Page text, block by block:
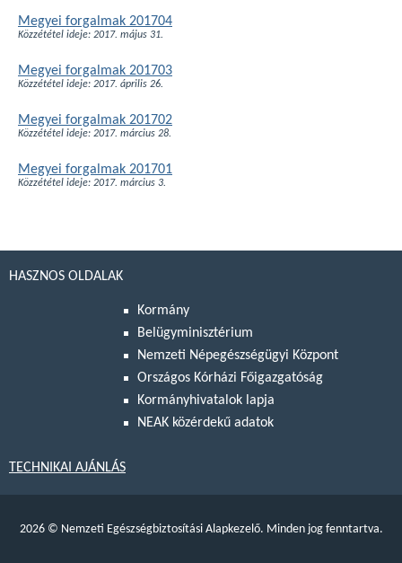
Megyei forgalmak 201704
Közzététel ideje: 2017. május 31.
Megyei forgalmak 201703
Közzététel ideje: 2017. április 26.
Megyei forgalmak 201702
Közzététel ideje: 2017. március 28.
Megyei forgalmak 201701
Közzététel ideje: 2017. március 3.
HASZNOS OLDALAK
Kormány
Belügyminisztérium
Nemzeti Népegészségügyi Központ
Országos Kórházi Főigazgatóság
Kormányhivatalok lapja
NEAK közérdekű adatok
TECHNIKAI AJÁNLÁS
2026 © Nemzeti Egészségbiztosítási Alapkezelő. Minden jog fenntartva.